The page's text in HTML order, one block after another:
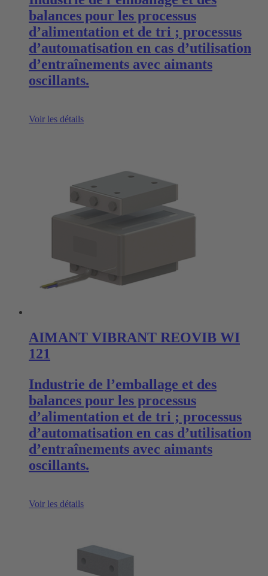
balances pour les processus
d’alimentation et de tri ; processus
d’automatisation en cas d’utilisation
d’entraînements avec aimants
oscillants.
Voir les détails
AIMANT VIBRANT REOVIB WI
121
Industrie de l’emballage et des
balances pour les processus
d’alimentation et de tri ; processus
d’automatisation en cas d’utilisation
d’entraînements avec aimants
oscillants.
Voir les détails